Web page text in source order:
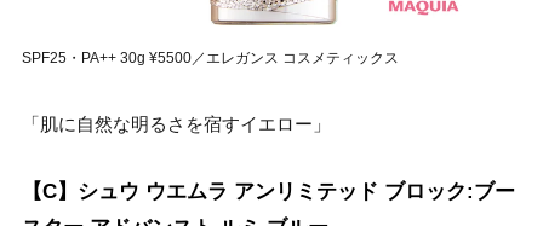
SPF25・PA++ 30g ¥5500／エレガンス コスメティックス
「肌に自然な明るさを宿すイエロー」
【C】シュウ ウエムラ アンリミテッド ブロック:ブー